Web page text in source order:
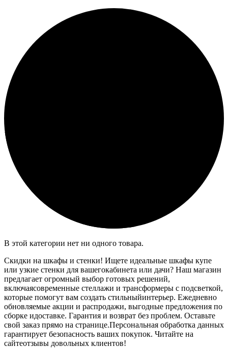
В этой категории нет ни одного товара.
Скидки на шкафы и стенки! Ищете идеальные шкафы купе
или узкие стенки для вашегокабинета или дачи? Наш магазин
предлагает огромный выбор готовых решений,
включаясовременные стеллажи и трансформеры с подсветкой,
которые помогут вам создать стильныйинтерьер. Ежедневно
обновляемые акции и распродажи, выгодные предложения по
сборке идоставке. Гарантия и возврат без проблем. Оставьте
свой заказ прямо на странице.Персональная обработка данных
гарантирует безопасность ваших покупок. Читайте на
сайтеотзывы довольных клиентов!